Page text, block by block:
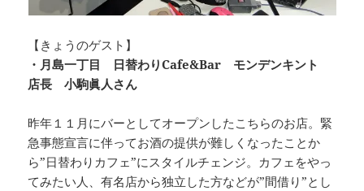
【きょうのゲスト】
・月島一丁目 日替わりCafe&Bar モンデンキント
店長 小駒眞人さん
昨年１１月にバーとしてオープンしたこちらのお店。緊
急事態宣言に伴ってお酒の提供が難しくなったことか
ら”日替わりカフェ”にスタイルチェンジ。カフェをやっ
てみたい人、有名店から独立した方などが”間借り”とし